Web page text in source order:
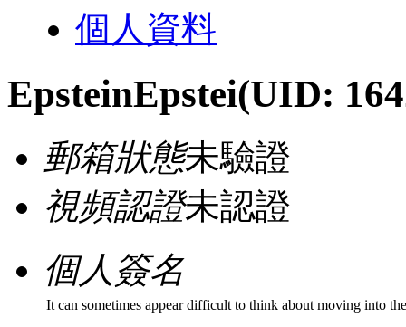
個人資料
EpsteinEpstei(UID:
郵箱狀態未驗證
視頻認證未認證
個人簽名
It can sometimes appear difficult to think about moving into